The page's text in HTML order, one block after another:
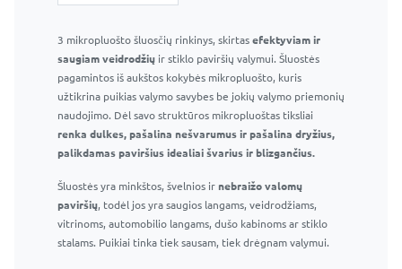
3 mikropluošto šluosčių rinkinys, skirtas efektyviam ir
saugiam veidrodžių ir stiklo paviršių valymui. Šluostės
pagamintos iš aukštos kokybės mikropluošto, kuris
užtikrina puikias valymo savybes be jokių valymo priemonių
naudojimo. Dėl savo struktūros mikropluoštas tiksliai
renka dulkes, pašalina nešvarumus ir pašalina dryžius,
palikdamas paviršius idealiai švarius ir blizgančius.
Šluostės yra minkštos, švelnios ir nebraižo valomų
paviršių, todėl jos yra saugios langams, veidrodžiams,
vitrinoms, automobilio langams, dušo kabinoms ar stiklo
stalams. Puikiai tinka tiek sausam, tiek drėgnam valymui.
Langų ir veidrodžių valiklis 295 ml – Profesionalus stiklo
valiklis
Efektyvus purškiklis ir patogus buteliukas
Efektyviai pašalina muilo apnašas, vandens dėmes ir
kitas įprastas vonios kambario dėmes
Nepalieka dryžių ar dėmių
stikliniams paviršiams
Tinka naudoti namuose ir profesionaliai